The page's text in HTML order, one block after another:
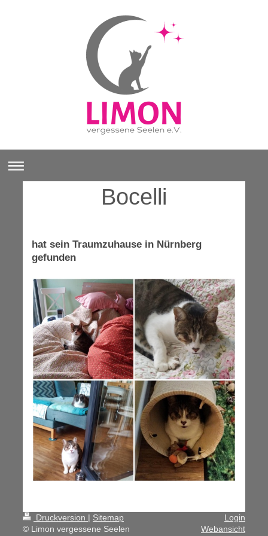
Bocelli
hat sein Traumzuhause in Nürnberg
gefunden
Druckversion | Sitemap
© Limon vergessene Seelen
Login
Webansicht